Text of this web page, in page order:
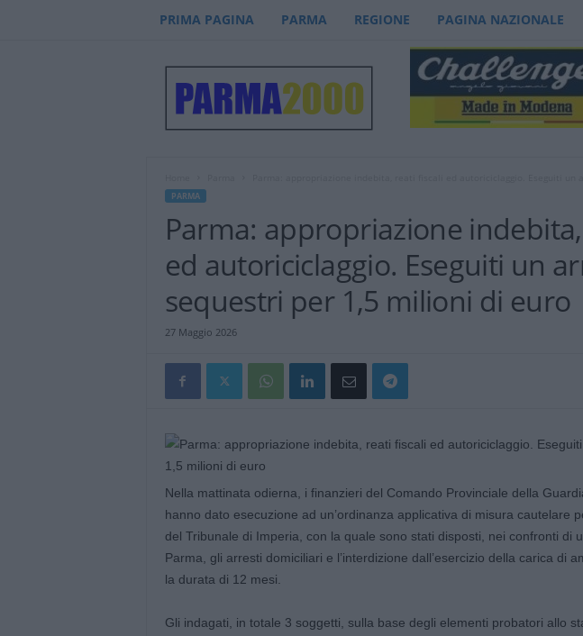
PRIMA PAGINA PARMA REGIONE PAGINA NAZIONALE
PARMA
Parma: appropriazione
ed autoriciclaggio. Eseguiti un
sequestri per 1,5 milioni di euro
27 Maggio 2026
Nella mattinata odierna, i finanzieri del Comando Provinciale della
hanno dato esecuzione ad un’ordinanza applicativa di misura cautelare
del Tribunale di Imperia, con la quale sono stati disposti, nei confronti di
Parma, gli arresti domiciliari e l’interdizione dall’esercizio della carica di
la durata di 12 mesi.
Gli indagati, in totale 3 soggetti, sulla base degli elementi probatori allo